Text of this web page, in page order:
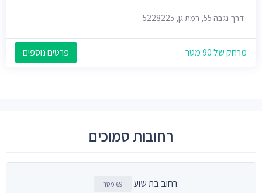
דרך נגבה 55, רמת גן, 5228225
מרחק של 90 מטר פרטים נוספים
רחובות סמוכים
רחוב בת שוע 69 מטר